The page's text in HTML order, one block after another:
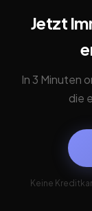
Jetzt
In 3 Minuten
die
Keine